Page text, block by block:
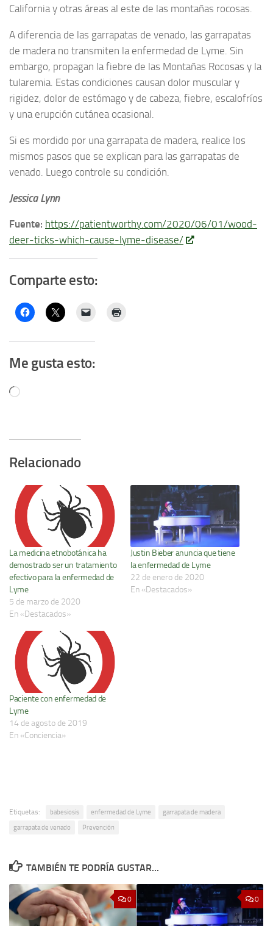
California y otras áreas al este de las montañas rocosas.
A diferencia de las garrapatas de venado, las garrapatas
de madera no transmiten la enfermedad de Lyme. Sin
embargo, propagan la fiebre de las Montañas Rocosas y la
tularemia. Estas condiciones causan dolor muscular y
rigidez, dolor de estómago y de cabeza, fiebre, escalofríos
y una erupción cutánea ocasional.
Si es mordido por una garrapata de madera, realice los
mismos pasos que se explican para las garrapatas de
venado. Luego controle su condición.
Jessica Lynn
Fuente: https://patientworthy.com/2020/06/01/wood-
deer-ticks-which-cause-lyme-disease/
Comparte esto:
Me gusta esto:
Cargando...
Relacionado
La medicina etnobotánica ha
demostrado ser un tratamiento
efectivo para la enfermedad de
Lyme
5 de marzo de 2020
En «Destacados»
Justin Bieber anuncia que tiene
la enfermedad de Lyme
22 de enero de 2020
En «Destacados»
Paciente con enfermedad de
Lyme
14 de agosto de 2019
En «Conciencia»
Etiquetas: babesiosis enfermedad de Lyme
garrapata de madera
garrapata de venado
Prevención
TAMBIÉN TE PODRÍA GUSTAR...
0 0